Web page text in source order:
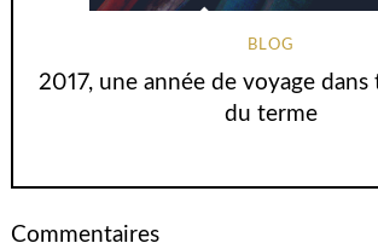
BLOG
2017, une année de voyage dans
du terme
Commentaires